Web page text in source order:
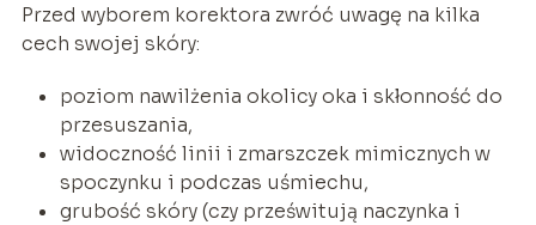
Przed wyborem korektora zwróć uwagę na kilka
cech swojej skóry:
poziom nawilżenia okolicy oka i skłonność do
przesuszania,
widoczność linii i zmarszczek mimicznych w
spoczynku i podczas uśmiechu,
grubość skóry (czy prześwitują naczynka i